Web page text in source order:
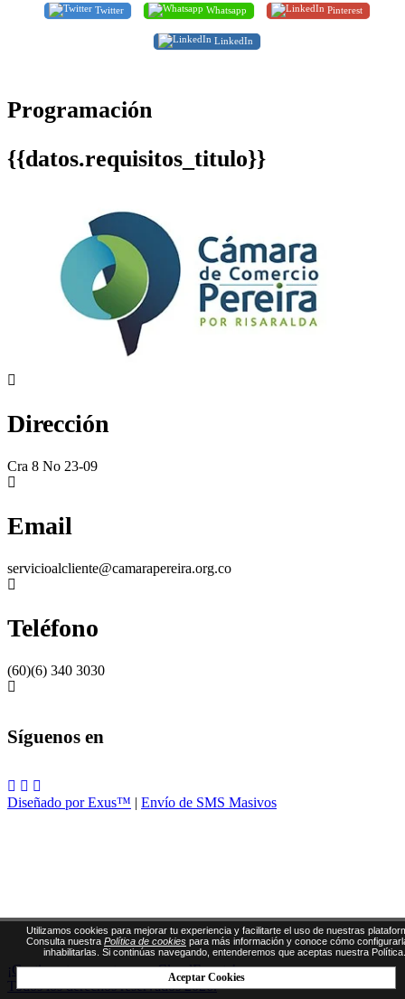
Twitter Whatsapp Pinterest
LinkedIn
Programación
{{datos.requisitos_titulo}}
Dirección
Cra 8 No 23-09
Email
servicioalcliente@camarapereira.org.co
Teléfono
(60)(6) 340 3030
Síguenos en
Diseñado por Exus™ | Envío de SMS Masivos
¡Gestiona tus eventos con CloudEvents!
Todos los derechos reservados 2026.
Utilizamos cookies para mejorar tu experiencia y facilitarte el uso de nuestras
Consulta nuestra Política de cookies para más información y conoce cómo
inhabilitarlas. Si continúas navegando, entenderemos que aceptas nuestra Política.
Aceptar Cookies